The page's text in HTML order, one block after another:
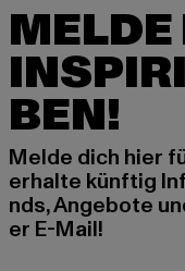
BEN!
Melde dich hier
erhalte künftig
nds, Angebote
er E-Mail!